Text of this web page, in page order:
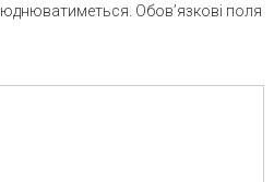
Обов’язкові поля